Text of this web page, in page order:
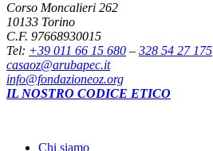
Corso Moncalieri 262
10133 Torino
C.F. 97668930015
Tel: +39 011 66 15 680 – 328 54 27 175
casaoz@arubapec.it
info@fondazioneoz.org
IL NOSTRO CODICE ETICO
Chi siamo